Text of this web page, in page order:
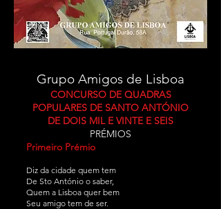
Grupo Amigos de Lisboa
CONCURSO DE QUADRAS
POPULARES DE SANTO ANTÓNIO
DE DOIS MIL E VINTE E SEIS
PRÉMIOS
Primeiro Prémio
Diz da cidade quem tem
De Sto António o saber,
Quem a Lisboa quer bem
Seu amigo tem de ser.